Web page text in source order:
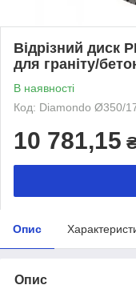
Відрізний диск
для граніту/
В наявності
Код: Diamondo Ø350/
10 781,15
Опис
Опис